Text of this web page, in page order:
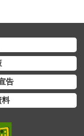
告
料